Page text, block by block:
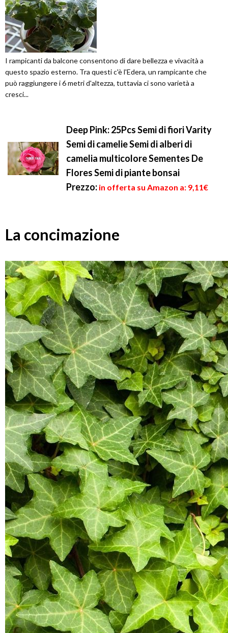
I rampicanti da balcone consentono di dare bellezza e vivacità a
questo spazio esterno. Tra questi c'è l'Edera, un rampicante che
può raggiungere i 6 metri d'altezza, tuttavia ci sono varietà a
cresci...
Deep Pink: 25Pcs Semi di fiori Varity
Semi di camelie Semi di alberi di
camelia multicolore Sementes De
Flores Semi di piante bonsai
Prezzo: in offerta su Amazon a: 9,11€
La concimazione